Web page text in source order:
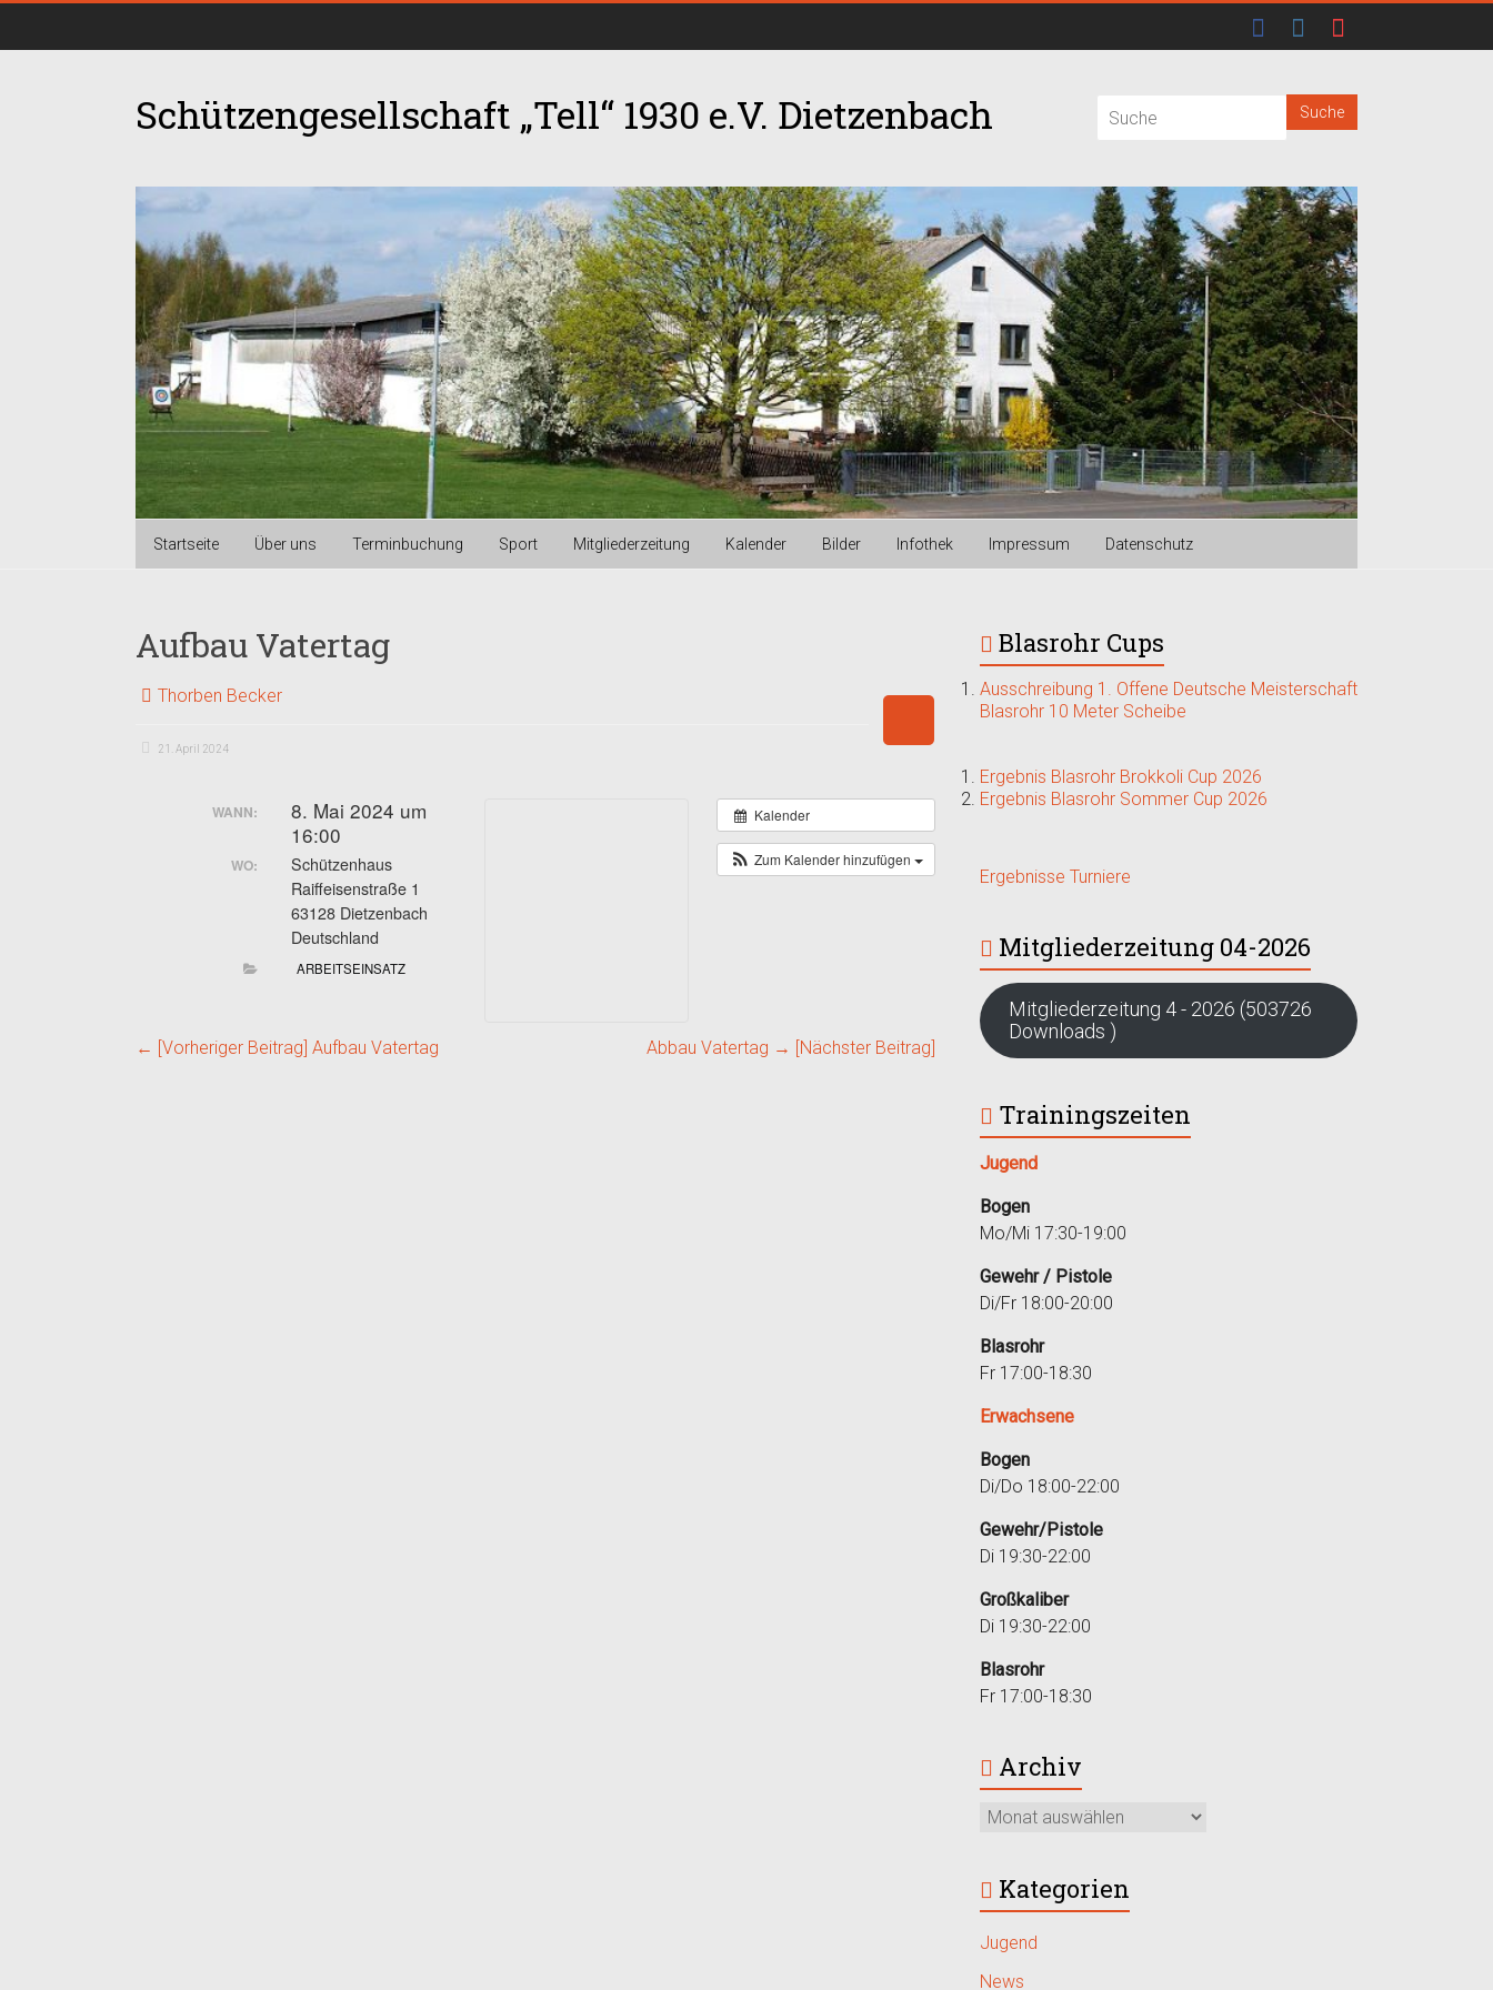
Schützengesellschaft „Tell“ 1930 e.V. Dietzenbach
Startseite Über uns Terminbuchung Sport Mitgliederzeitung Kalender Bilder Infothek Impressum Datenschutz
Aufbau Vatertag
Thorben Becker
21. April 2024
Kalender
Zum Kalender hinzufügen
WANN:
8. Mai 2024 um
16:00
WO:
Schützenhaus
Raiffeisenstraße 1
63128 Dietzenbach
Deutschland
ARBEITSEINSATZ
← [Vorheriger Beitrag] Aufbau Vatertag Abbau Vatertag → [Nächster Beitrag]
Blasrohr Cups
Ausschreibung 1. Offene Deutsche Meisterschaft
Blasrohr 10 Meter Scheibe
Ergebnis Blasrohr Brokkoli Cup 2026
Ergebnis Blasrohr Sommer Cup 2026
Ergebnisse Turniere
Mitgliederzeitung 04-2026
Mitgliederzeitung 4 - 2026 (503726
Downloads )
Trainingszeiten
Jugend
Bogen
Mo/Mi 17:30-19:00
Gewehr / Pistole
Di/Fr 18:00-20:00
Blasrohr
Fr 17:00-18:30
Erwachsene
Bogen
Di/Do 18:00-22:00
Gewehr/Pistole
Di 19:30-22:00
Großkaliber
Di 19:30-22:00
Blasrohr
Fr 17:00-18:30
Archiv
Kategorien
Jugend
News